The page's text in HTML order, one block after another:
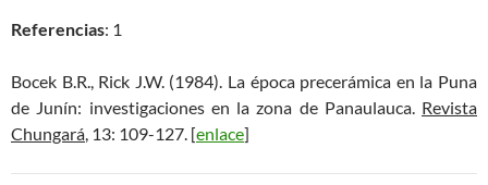
Referencias: 1
Bocek B.R., Rick J.W. (1984). La época precerámica en la Puna
de Junín: investigaciones en la zona de Panaulauca. Revista
Chungará, 13: 109-127. [enlace]